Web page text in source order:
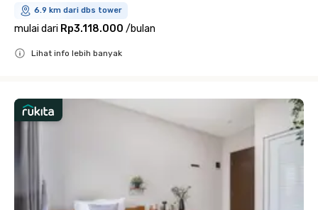
6.9 km dari dbs tower
mulai dari Rp3.118.000 /bulan
Lihat info lebih banyak